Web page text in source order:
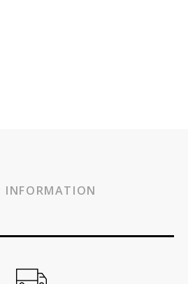
INFORMATION